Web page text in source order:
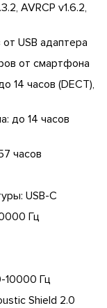
AVRCP v1.6.2,
USB адаптера
от смартфона
14 часов (DECT),
до 14 часов
часов
USB-C
Гц
10000 Гц
Shield 2.0